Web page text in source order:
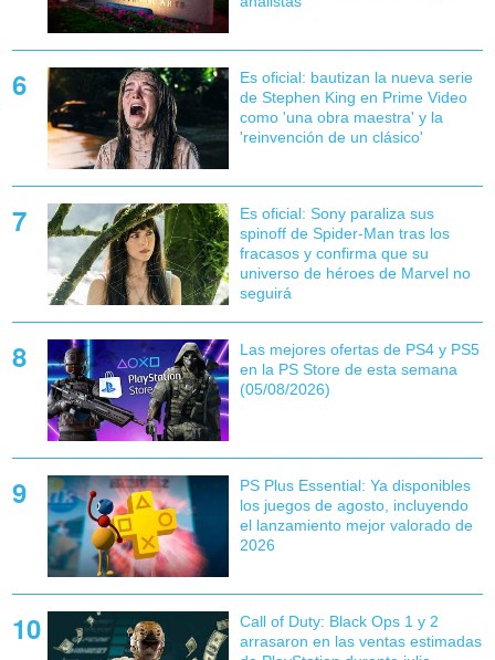
Es oficial: bautizan la nueva serie
de Stephen King en Prime Video
como 'una obra maestra' y la
'reinvención de un clásico'
Es oficial: Sony paraliza sus
spinoff de Spider-Man tras los
fracasos y confirma que su
universo de héroes de Marvel no
seguirá
Las mejores ofertas de PS4 y PS5
en la PS Store de esta semana
(05/08/2026)
PS Plus Essential: Ya disponibles
los juegos de agosto, incluyendo
el lanzamiento mejor valorado de
2026
Call of Duty: Black Ops 1 y 2
arrasaron en las ventas estimadas